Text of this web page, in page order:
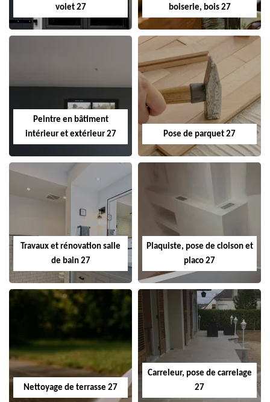
volet 27
boiserie, bois 27
Peintre en bâtiment
intérieur et extérieur 27
Pose de parquet 27
Travaux et rénovation salle
de bain 27
Plaquiste, pose de cloison et
placo 27
Nettoyage de terrasse 27
Carreleur, pose de carrelage
27